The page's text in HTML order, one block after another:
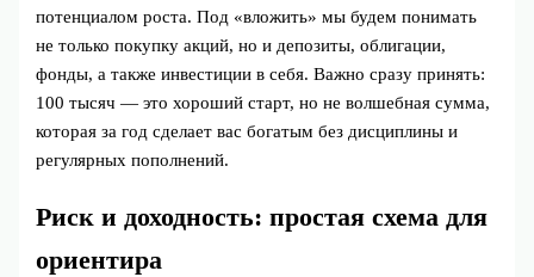
потенциалом роста. Под «вложить» мы будем понимать
не только покупку акций, но и депозиты, облигации,
фонды, а также инвестиции в себя. Важно сразу принять:
100 тысяч — это хороший старт, но не волшебная сумма,
которая за год сделает вас богатым без дисциплины и
регулярных пополнений.
Риск и доходность: простая схема для
ориентира